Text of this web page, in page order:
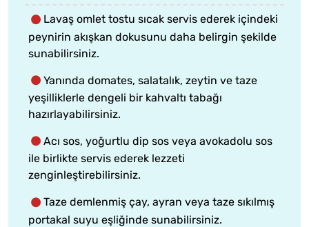
Lavaş omlet tostu sıcak servis ederek içindeki
peynirin akışkan dokusunu daha belirgin şekilde
sunabilirsiniz.
Yanında domates, salatalık, zeytin ve taze
yeşilliklerle dengeli bir kahvaltı tabağı
hazırlayabilirsiniz.
Acı sos, yoğurtlu dip sos veya avokadolu sos
ile birlikte servis ederek lezzeti
zenginleştirebilirsiniz.
Taze demlenmiş çay, ayran veya taze sıkılmış
portakal suyu eşliğinde sunabilirsiniz.